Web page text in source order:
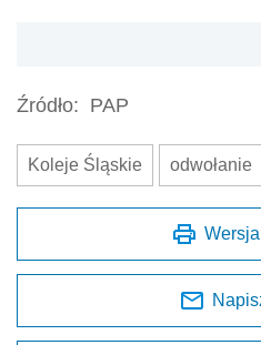
Źródło: PAP
Koleje Śląskie odwołanie